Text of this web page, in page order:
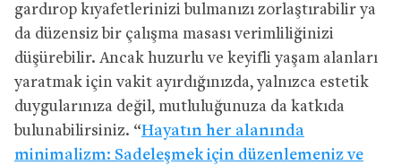
gardırop kıyafetlerinizi bulmanızı zorlaştırabilir ya
da düzensiz bir çalışma masası verimliliğinizi
düşürebilir. Ancak huzurlu ve keyifli yaşam alanları
yaratmak için vakit ayırdığınızda, yalnızca estetik
duygularınıza değil, mutluluğunuza da katkıda
bulunabilirsiniz. “Hayatın her alanında
minimalizm: Sadeleşmek için düzenlemeniz ve